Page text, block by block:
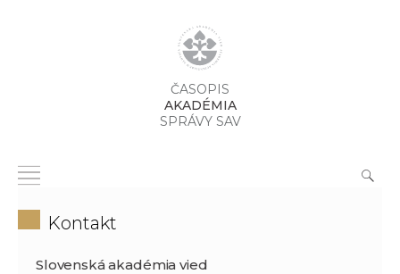
ČASOPIS
AKADÉMIA
SPRÁVY SAV
Kontakt
Slovenská akadémia vied